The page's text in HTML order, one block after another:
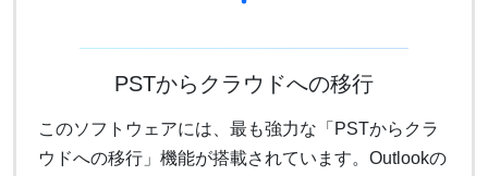
PSTからクラウドへの移行
このソフトウェアには、最も強力な「PSTからクラ
ウドへの移行」機能が搭載されています。Outlookの